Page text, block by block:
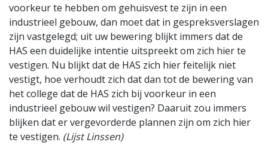
voorkeur te hebben om gehuisvest te zijn in een
industrieel gebouw, dan moet dat in gespreksverslagen
zijn vastgelegd; uit uw bewering blijkt immers dat de
HAS een duidelijke intentie uitspreekt om zich hier te
vestigen. Nu blijkt dat de HAS zich hier feitelijk niet
vestigt, hoe verhoudt zich dat dan tot de bewering van
het college dat de HAS zich bij voorkeur in een
industrieel gebouw wil vestigen? Daaruit zou immers
blijken dat er vergevorderde plannen zijn om zich hier
te vestigen. (Lijst Linssen)